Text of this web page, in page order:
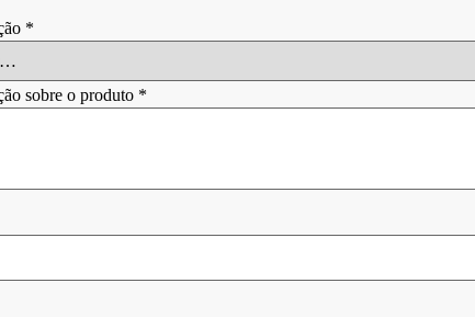
*
sobre o produto *